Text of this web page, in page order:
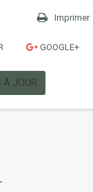
Imprimer
GOOGLE+
À JOUR